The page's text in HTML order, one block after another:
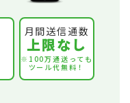
月間送信通数
上限なし
※100万通送っても
ツール代無料！